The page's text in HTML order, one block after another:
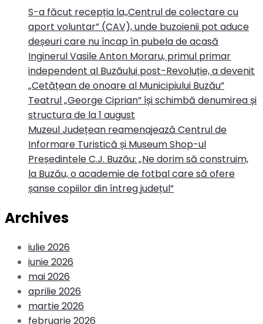
S-a făcut recepția la,,Centrul de colectare cu
aport voluntar” (CAV), unde buzoienii pot aduce
deșeuri care nu încap în pubela de acasă
Inginerul Vasile Anton Moraru, primul primar
independent al Buzăului post-Revoluție, a devenit
„Cetățean de onoare al Municipiului Buzău”
Teatrul „George Ciprian” își schimbă denumirea și
structura de la 1 august
Muzeul Județean reamenajează Centrul de
Informare Turistică și Museum Shop-ul
Președintele C.J. Buzău: „Ne dorim să construim,
la Buzău, o academie de fotbal care să ofere
șanse copiilor din întreg județul”
Archives
iulie 2026
iunie 2026
mai 2026
aprilie 2026
martie 2026
februarie 2026